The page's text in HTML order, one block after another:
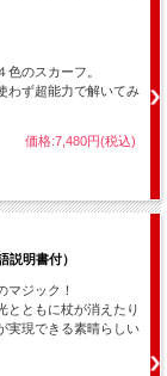
白い演技を考えてみて
めです。
ョーク集」も載ってい
謎かけ」として繰り返
のスカーフ。
わず超能力で解いてみ
価格:7,480円(税込)
説明書付）
マジック！
とともに杖が消えたり
実現できる素晴らしい